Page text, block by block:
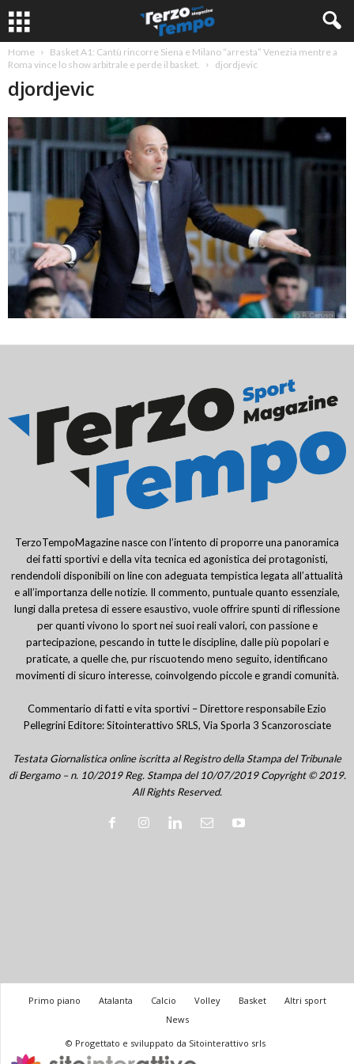
Home
Basket A1: Cantù rincorre Siena e Milano “arresta” Venezia mentre a
Roma vince lo show arbitrale e perde il basket.
djordjevic
djordjevic
TerzoTempoMagazine nasce con l’intento di proporre una panoramica
dei fatti sportivi e della vita tecnica ed agonistica dei protagonisti,
rendendoli disponibili on line con adeguata tempistica legata all’attualità
e all’importanza delle notizie. Il commento, puntuale quanto essenziale,
lungi dalla pretesa di essere esaustivo, vuole offrire spunti di riflessione
per quanti vivono lo sport nei suoi reali valori, con passione e
partecipazione, pescando in tutte le discipline, dalle più popolari e
praticate, a quelle che, pur riscuotendo meno seguito, identificano
movimenti di sicuro interesse, coinvolgendo piccole e grandi comunità.
Commentario di fatti e vita sportivi – Direttore responsabile Ezio
Pellegrini Editore: Sitointerattivo SRLS, Via Sporla 3 Scanzorosciate
Testata Giornalistica online iscritta al Registro della Stampa del Tribunale
di Bergamo – n. 10/2019 Reg. Stampa del 10/07/2019 Copyright © 2019.
All Rights Reserved.
Primo piano Atalanta Calcio Volley Basket
Altri sport
News
© Progettato e sviluppato da Sitointerattivo srls